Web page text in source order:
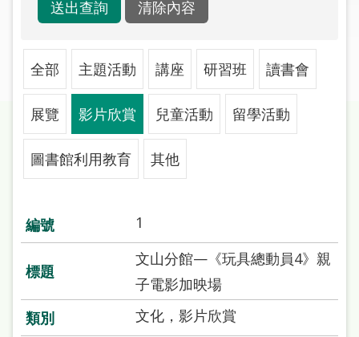
申
常
見
問
答
加
市
圖
網
站
導
全部 主題活動 講座 研習班 讀書會
展覽 影片欣賞 兒童活動 留學活動
圖書館利用教育 其他
1
文山分館—《玩具總動員4》親
子電影加映場
文化，影片欣賞